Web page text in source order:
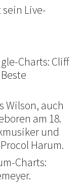
Live-
Charts: Cliff
Wilson, auch
am 18.
und
Harum.
Charts: